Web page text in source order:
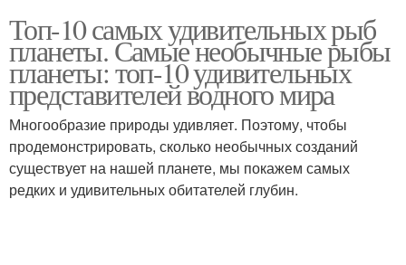
Топ-10 самых удивительных рыб
планеты. Самые необычные рыбы
планеты: топ-10 удивительных
представителей водного мира
Многообразие природы удивляет. Поэтому, чтобы
продемонстрировать, сколько необычных созданий
существует на нашей планете, мы покажем самых
редких и удивительных обитателей глубин.